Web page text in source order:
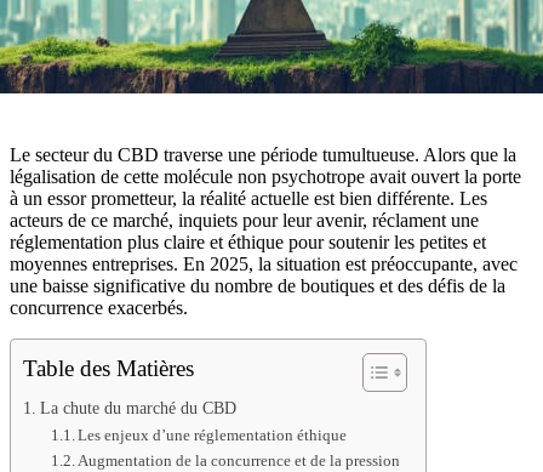
Le secteur du CBD traverse une période tumultueuse. Alors que la
légalisation de cette molécule non psychotrope avait ouvert la porte
à un essor prometteur, la réalité actuelle est bien différente. Les
acteurs de ce marché, inquiets pour leur avenir, réclament une
réglementation plus claire et éthique pour soutenir les petites et
moyennes entreprises. En 2025, la situation est préoccupante, avec
une baisse significative du nombre de boutiques et des défis de la
concurrence exacerbés.
Table des Matières
La chute du marché du CBD
Les enjeux d’une réglementation éthique
Augmentation de la concurrence et de la pression